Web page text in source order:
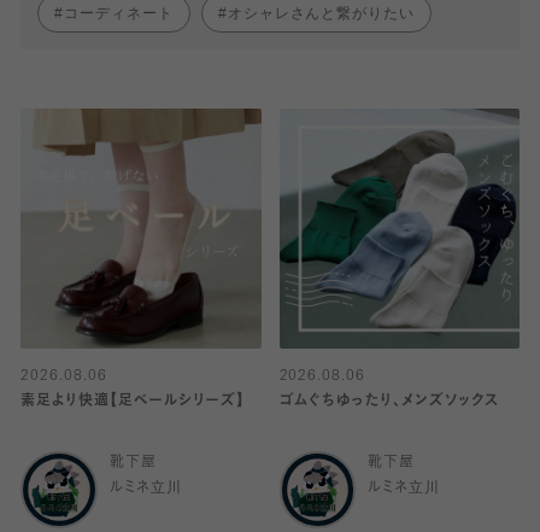
コーディネート オシャレさんと繋がりたい
2026.08.06
素足より快適【足ベールシリーズ】
靴下屋
ルミネ立川
2026.08.06
ゴムぐちゆったり、メンズソックス
靴下屋
ルミネ立川